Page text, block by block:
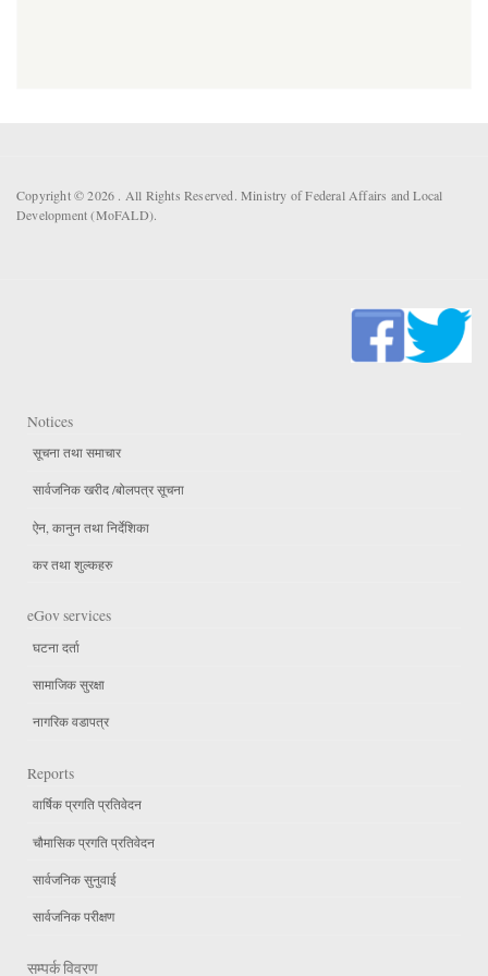
Copyright © 2026 . All Rights Reserved. Ministry of Federal Affairs and Local
Development (MoFALD).
Notices
सूचना तथा समाचार
सार्वजनिक खरीद /बोलपत्र सूचना
ऐन, कानुन तथा निर्देशिका
कर तथा शुल्कहरु
eGov services
घटना दर्ता
सामाजिक सुरक्षा
नागरिक वडापत्र
Reports
वार्षिक प्रगति प्रतिवेदन
चौमासिक प्रगति प्रतिवेदन
सार्वजनिक सुनुवाई
सार्वजनिक परीक्षण
सम्पर्क विवरण